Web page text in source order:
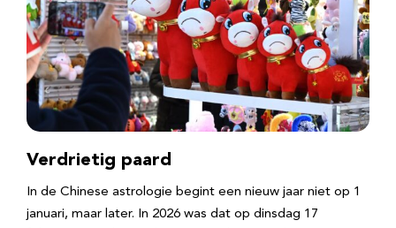
Verdrietig paard
In de Chinese astrologie begint een nieuw jaar niet op 1
januari, maar later. In 2026 was dat op dinsdag 17